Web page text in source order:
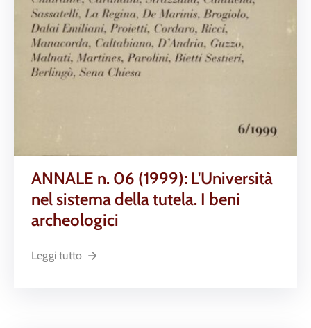
ANNALE n. 06 (1999): L'Università
nel sistema della tutela. I beni
archeologici
Leggi tutto